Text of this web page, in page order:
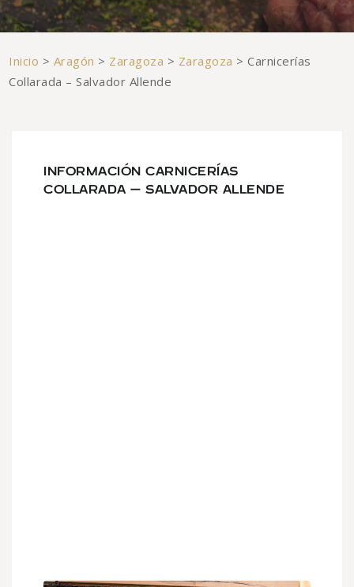
Inicio > Aragón > Zaragoza > Zaragoza >Carnicerías
Collarada – Salvador Allende
INFORMACIÓN CARNICERÍAS
COLLARADA – SALVADOR ALLENDE